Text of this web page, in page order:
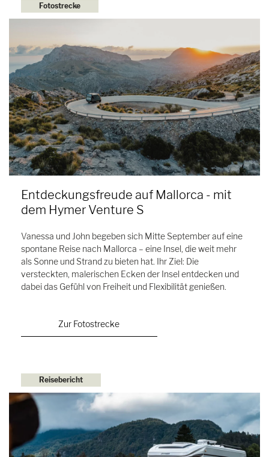
Fotostrecke
Entdeckungsfreude auf Mallorca - mit
dem Hymer Venture S
Vanessa und John begeben sich Mitte September auf eine
spontane Reise nach Mallorca – eine Insel, die weit mehr
als Sonne und Strand zu bieten hat. Ihr Ziel: Die
versteckten, malerischen Ecken der Insel entdecken und
dabei das Gefühl von Freiheit und Flexibilität genießen.
Zur Fotostrecke
Reisebericht